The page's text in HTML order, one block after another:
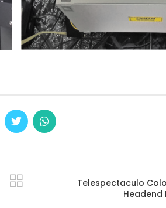
Telespectaculo
Headend